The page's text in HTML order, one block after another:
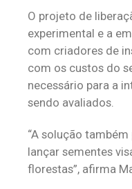
O projeto de
experimental e a
com criadores de
com os custos do
necessário para a
sendo avaliados.
“A solução
lançar sementes
florestas”, afirma